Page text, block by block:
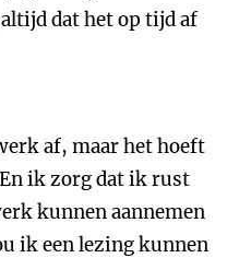
dat het op tijd af
af, maar het hoeft
ik zorg dat ik rust
kunnen aannemen
ik een lezing kunnen